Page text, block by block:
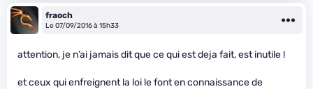
fraoch
Le 07/09/2016 à 15h33
attention, je n’ai jamais dit que ce qui est deja fait, est inutile !
et ceux qui enfreignent la loi le font en connaissance de